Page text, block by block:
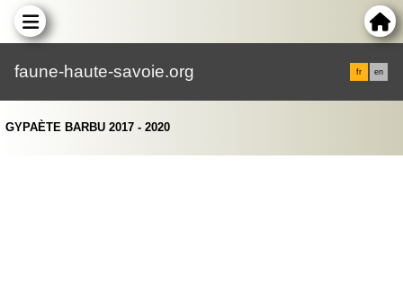
faune-haute-savoie.org fr en
GYPAÈTE BARBU 2017 - 2020